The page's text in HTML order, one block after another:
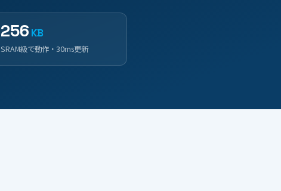
256 KB
SRAM級で動作・30ms更新